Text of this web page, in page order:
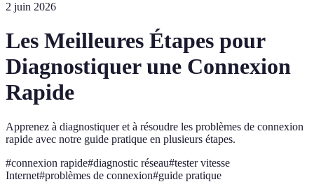
2 juin 2026
Les Meilleures Étapes pour
Diagnostiquer une Connexion
Rapide
Apprenez à diagnostiquer et à résoudre les problèmes de connexion
rapide avec notre guide pratique en plusieurs étapes.
#connexion rapide#diagnostic réseau#tester vitesse
Internet#problèmes de connexion#guide pratique